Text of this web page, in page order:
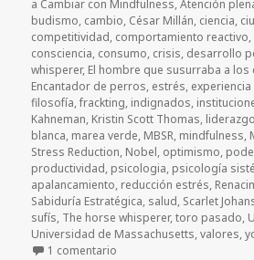
a Cambiar con Mindfulness,Atención
budismo, cambio, César Millán, ciencia,
competitividad, comportamiento reactivo,
consciencia, consumo, crisis, desarrollo
whisperer, El hombre que susurraba a los
Encantador de perros, estrés,
filosofía,frackting, indignados,
Kahneman, Kristin Scott Thomas, liderazgo
blanca, marea verde, MBSR, mindfulness,
Stress Reduction, Nobel, optimismo,
productividad, psicologia, psicología
apalancamiento, reducción estrés,
Sabiduría Estratégica, salud, Scarlet
sufís, The horse whisperer,toro pasado,
Universidad de Massachusetts,valores,
1 comentario